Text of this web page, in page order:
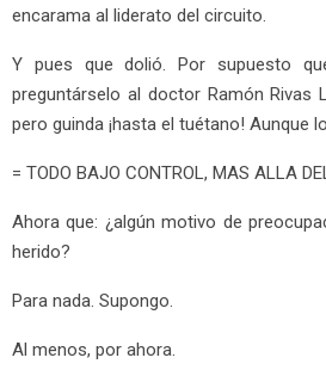
encarama al liderato del circuito.
Y pues que dolió. Por supuesto
preguntárselo al doctor Ramón Rivas
pero guinda ¡hasta el tuétano! Aunque
= TODO BAJO CONTROL, MAS ALLA
Ahora que: ¿algún motivo de
herido?
Para nada. Supongo.
Al menos, por ahora.